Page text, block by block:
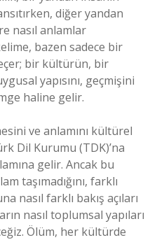
diğer yandan
nasıl anlamlar
bazen sadece bir
bir kültürün, bir
yapısını, geçmişini
haline gelir.
ve anlamını kültürel
Dil Kurumu (TDK)’na
gelir. Ancak bu
taşımadığını, farklı
nasıl farklı bakış açıları
nasıl toplumsal yapıları
Ölüm, her kültürde